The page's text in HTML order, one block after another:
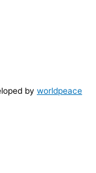
by worldpeace